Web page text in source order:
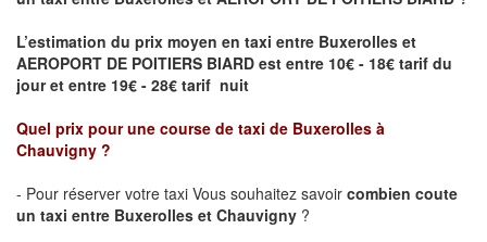
L’estimation du prix moyen en taxi entre Buxerolles et
AEROPORT DE POITIERS BIARD est entre 10€ - 18€ tarif du
jour et entre 19€ - 28€ tarif nuit
Quel prix pour une course de taxi de Buxerolles à
Chauvigny ?
- Pour réserver votre taxi Vous souhaitez savoir combien coute
un taxi entre Buxerolles et Chauvigny ?